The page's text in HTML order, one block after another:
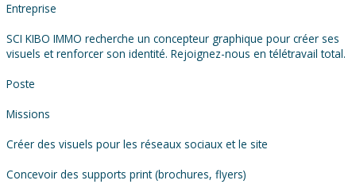
Entreprise
SCI KIBO IMMO recherche un concepteur graphique pour créer ses
visuels et renforcer son identité. Rejoignez-nous en télétravail total.
Poste
Missions
Créer des visuels pour les réseaux sociaux et le site
Concevoir des supports print (brochures, flyers)